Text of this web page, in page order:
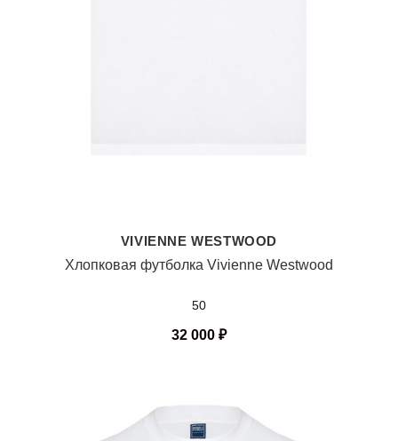
VIVIENNE WESTWOOD
Хлопковая футболка Vivienne Westwood
50
32 000 ₽